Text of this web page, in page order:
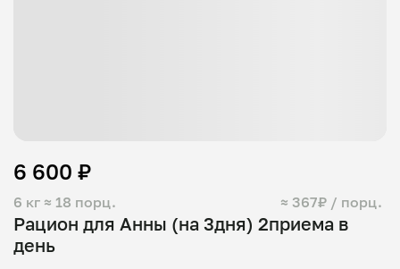
Рацион для Анны (на 3дня) 2приема в
день
6 кг ≈ 18 порц. ≈ 367₽ / порц.
6 600 ₽